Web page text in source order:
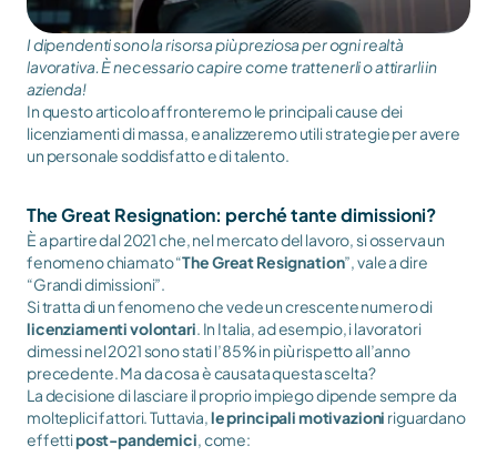
I dipendenti sono la risorsa più preziosa per ogni realtà
lavorativa. È necessario capire come trattenerli o attirarli in
azienda!
In questo articolo affronteremo le principali cause dei
licenziamenti di massa, e analizzeremo utili strategie per avere
un personale soddisfatto e di talento.
The Great Resignation: perché tante dimissioni?
È a partire dal 2021 che, nel mercato del lavoro, si osserva un
fenomeno chiamato “The Great Resignation”, vale a dire
“Grandi dimissioni”.
licenziamenti volontari. In Italia, ad esempio, i lavoratori
dimessi nel 2021 sono stati l’85% in più rispetto all’anno
precedente. Ma da cosa è causata questa scelta?
La decisione di lasciare il proprio impiego dipende sempre da
molteplici fattori. Tuttavia, le principali motivazioni riguardano
effetti post-pandemici, come: